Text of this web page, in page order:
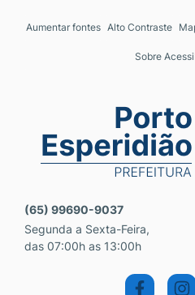
Seção de
Ir para a busca [alt+3]
Aumentar fontes Alto Contraste
Sobre
Seção do
(65) 99690-9037
Segunda a Sexta-Feira,
das 07:00h as 13:00h